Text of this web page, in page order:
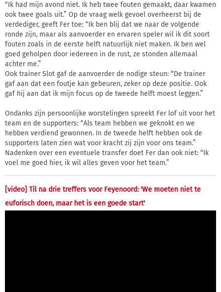
“Ik had mijn avond niet. Ik heb twee fouten gemaakt, daar kwamen
ook twee goals uit.” Op de vraag welk gevoel overheerst bij de
verdediger, geeft Fer toe: “Ik ben blij dat we naar de volgende
ronde zijn, maar als aanvoerder en ervaren speler wil ik dit soort
fouten zoals in de eerste helft natuurlijk niet maken. Ik ben wel
goed geholpen door iedereen in de rust, ze stonden allemaal
achter me.”
Ook trainer Slot gaf de aanvoerder de nodige steun: “De trainer
gaf aan dat een foutje kan gebeuren, zeker op deze positie. Ook
gaf hij aan dat ik mijn focus op de tweede helft moest leggen.”
Ondanks zijn persoonlijke worstelingen spreekt Fer lof uit voor het
team en de supporters: “Als team hebben we geknokt en we
hebben verdiend gewonnen. In de tweede helft hebben ook de
supporters laten zien wat voor kracht zij zijn voor ons team.”
Nadenken over een eventuele transfer doet Fer dan ook niet: “Ik
voel me goed hier, ik wil alles geven voor het team.”
[video] Til na drie treffers voor Feyenoord: 'We moeten niet te
euforisch doen, maar het is een goede start'